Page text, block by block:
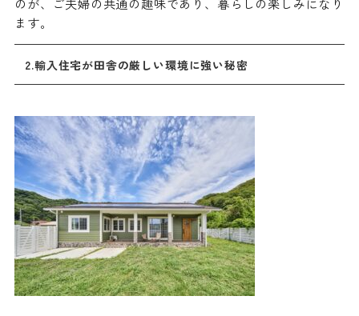
ます。
2.輸入住宅が田舎の厳しい環境に強い秘密